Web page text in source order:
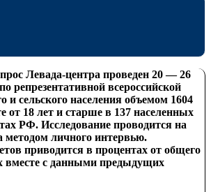
Левада-центра проведен 20 — 26
репрезентативной всероссийской
и сельского населения объемом 1604
от 18 лет и старше в 137 населенных
РФ. Исследование проводится на
методом личного интервью.
приводится в процентах от общего
вместе с данными предыдущих